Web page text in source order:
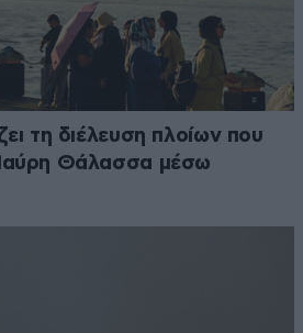
τη διέλευση πλοίων που
Θάλασσα μέσω